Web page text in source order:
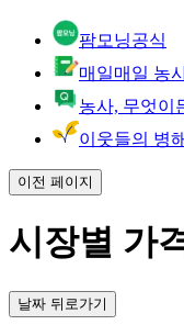
팜모닝공식
매일매일 농
농사, 무엇이
이웃들의 병
이전 페이지
시장별 가
날짜 뒤로가기